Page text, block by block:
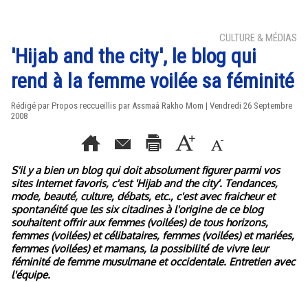
CULTURE & MÉDIAS
'Hijab and the city', le blog qui
rend à la femme voilée sa féminité
Rédigé par Propos reccueillis par Assmaâ Rakho Mom | Vendredi 26 Septembre
2008
S'il y a bien un blog qui doit absolument figurer parmi vos
sites Internet favoris, c'est 'Hijab and the city'. Tendances,
mode, beauté, culture, débats, etc., c'est avec fraicheur et
spontanéité que les six citadines à l'origine de ce blog
souhaitent offrir aux femmes (voilées) de tous horizons,
femmes (voilées) et célibataires, femmes (voilées) et mariées,
femmes (voilées) et mamans, la possibilité de vivre leur
féminité de femme musulmane et occidentale. Entretien avec
l'équipe.